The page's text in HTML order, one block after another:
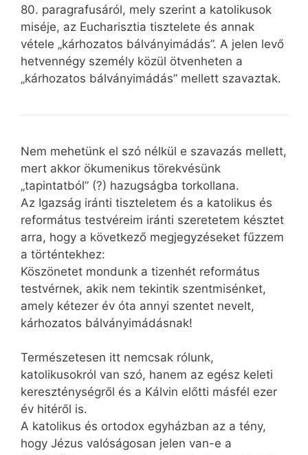
80. paragrafusáról, mely szerint a katolikusok
miséje, az Eucharisztia tisztelete és annak
vétele „kárhozatos bálványimádás”. A jelen levő
hetvennégy személy közül ötvenheten a
„kárhozatos bálványimádás” mellett szavaztak.
Nem mehetünk el szó nélkül e szavazás mellett,
mert akkor ökumenikus törekvésünk
„tapintatból” (?) hazugságba torkollana.
Az Igazság iránti tiszteletem és a katolikus és
református testvéreim iránti szeretetem késztet
arra, hogy a következő megjegyzéseket fűzzem
a történtekhez:
Köszönetet mondunk a tizenhét református
testvérnek, akik nem tekintik szentmisénket,
amely kétezer év óta annyi szentet nevelt,
kárhozatos bálványimádásnak!
Természetesen itt nemcsak rólunk,
katolikusokról van szó, hanem az egész keleti
kereszténységről és a Kálvin előtti másfél ezer
év hitéről is.
A katolikus és ortodox egyházban az a tény,
hogy Jézus valóságosan jelen van-e a